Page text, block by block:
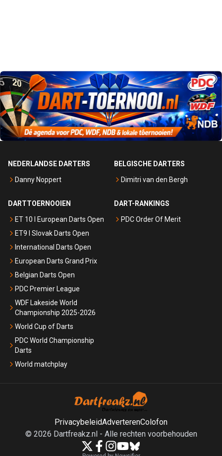
NEDERLANDSE DARTERS
Danny Noppert
BELGISCHE DARTERS
Dimitri van den Bergh
DARTTOERNOOIEN
ET 10 I European Darts Open
ET9 I Slovak Darts Open
International Darts Open
European Darts Grand Prix
Belgian Darts Open
PDC Premier League
WDF Lakeside World
Championship 2025-2026
World Cup of Darts
PDC World Championship
Darts
World matchplay
DART-RANKINGS
PDC Order Of Merit
PrivacybeleidAdverterenColofon
© 2026 Dartfreakz.nl- Alle rechten voorbehouden